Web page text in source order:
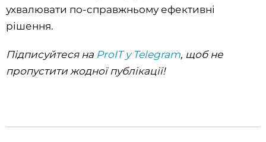
ухвалювати по-справжньому ефективні
рішення.
Підписуйтеся на ProIT у Telegram, щоб не
пропустити жодної публікації!